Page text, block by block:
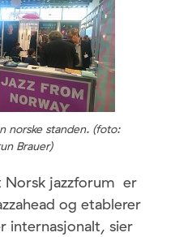
norske standen. (foto:
Brauer)
jazzforum er
og etablerer
internasjonalt, sier